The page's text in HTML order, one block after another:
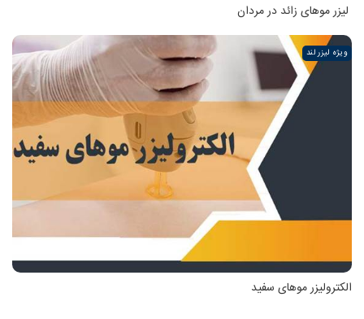
لیزر موهای زائد در مردان
ویژه لیزر لند
الکترولیزر موهای سفید